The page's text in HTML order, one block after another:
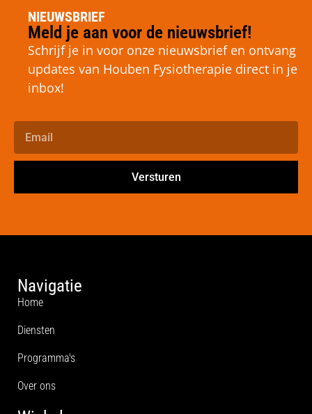
NIEUWSBRIEF
Meld je aan voor de nieuwsbrief!
Schrijf je in voor onze nieuwsbrief en ontvang
updates van Houben Fysiotherapie direct in je
inbox!
Versturen
Navigatie
Home
Diensten
Programma's
Over ons